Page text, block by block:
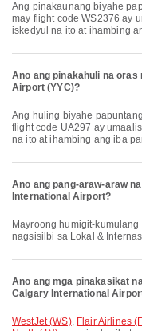
Ang pinakaunang biyahe papuntang Punta Cana gamit ang WestJet na
may flight code WS2376 ay
iskedyul na ito at ihambing
Ano ang pinakahuli na oras
Airport (YYC)?
Ang huling biyahe papuntang New York gamit ang United Airlines na may
flight code UA297 ay
na ito at ihambing ang iba
Ano ang pang-araw-araw
International Airport?
Mayroong humigit-kumulang 46 flight bawat araw. Ang paliparan na ito ay
nagsisilbi sa Lokal &
Ano ang mga pinakasikat
Calgary International
WestJet (WS), Flair Airlines